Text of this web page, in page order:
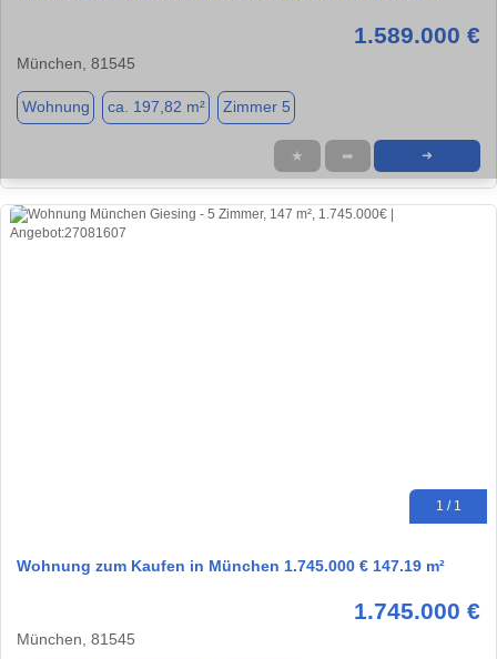
1.589.000 €
München, 81545
Wohnung ca. 197,82 m² Zimmer 5
★ ➦ ➜
1 / 1
Wohnung zum Kaufen in München 1.745.000 € 147.19 m²
1.745.000 €
München, 81545